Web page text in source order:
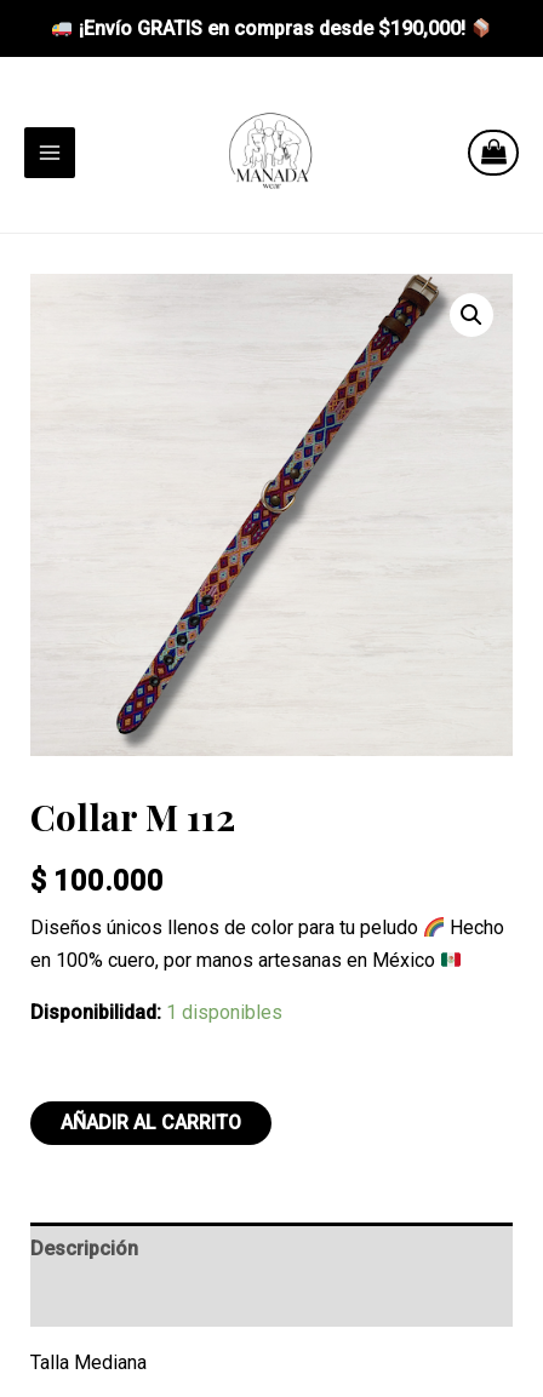
¡Envío GRATIS en compras desde $190,000!
contenido
MAIN
Collar M 112
$100.000
Diseños únicos llenos de color para tu peludo
Hecho
en 100% cuero, por manos artesanas en México
Disponibilidad: 1 disponibles
Collar
M
AÑADIR AL CARRITO
Descripción
Talla Mediana